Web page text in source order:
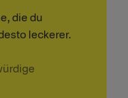
die du
leckerer.